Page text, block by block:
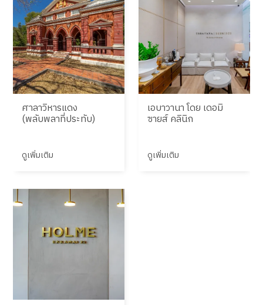
ศาลาวิหารแดง
(พลับพลาที่ประทับ)
ดูเพิ่มเติม
เอบาวานา โดย เดอมิ
ซายส์ คลินิก
ดูเพิ่มเติม